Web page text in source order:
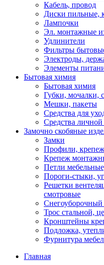
Кабель, провод
Диски пильные,
Лампочки
Эл. монтажные
Удлинители
Фильтры
Электроды,
Элементы
Бытовая химия
Бытовая химия
Губки, мочалки,
Мешки, пакеты
Средства для
Средства
Замочно скобяные
Замки
Профили, крепеж
Крепеж
Петли
Пороги-стыки,
Решетки
смотровые
Снегоуборочный
Трос стальной,
Кронштейны
Подложка,
Фурнитура
Главная